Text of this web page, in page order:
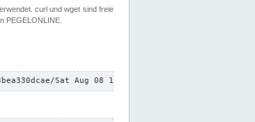
curl und wget sind freie
PEGELONLINE.
Sat Aug 08 12:01:40 CEST 2026/down.txt"